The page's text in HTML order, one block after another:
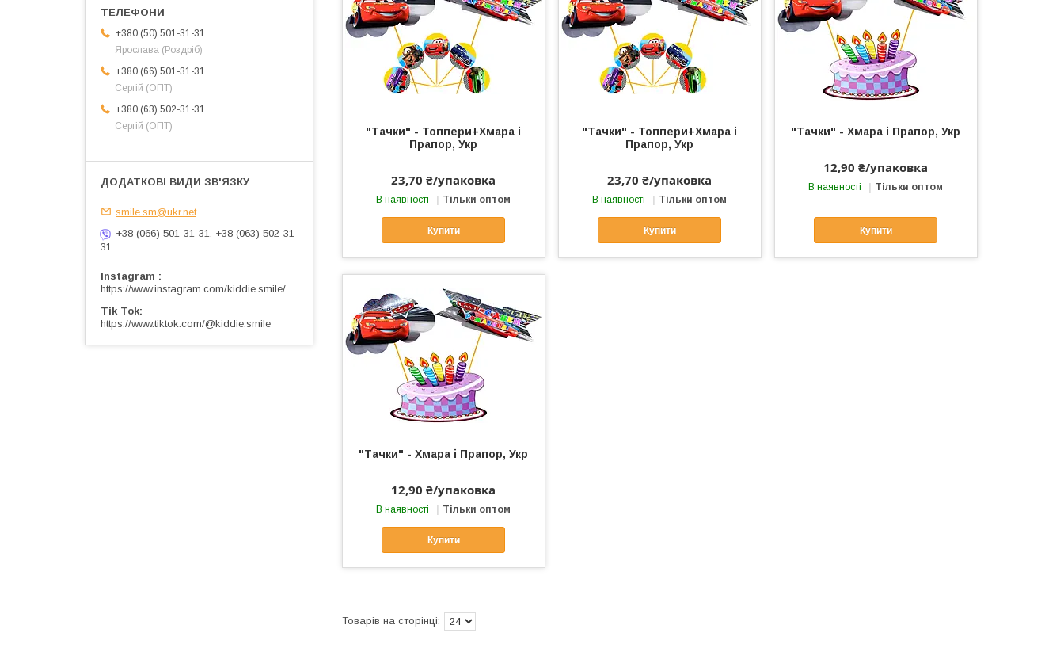
"Тачки" - Топпери+Хмара і
Прапор, Укр
23,70 ₴/упаковка
В наявності Тільки оптом
Купити
"Тачки" - Топпери+Хмара і
Прапор, Укр
23,70 ₴/упаковка
В наявності Тільки оптом
Купити
"Тачки" - Хмара і Прапор, Укр
12,90 ₴/упаковка
В наявності Тільки оптом
Купити
"Тачки" - Хмара і Прапор, Укр
12,90 ₴/упаковка
В наявності Тільки оптом
Купити
+380 (50) 501-31-31
Ярослава (Роздріб)
+380 (66) 501-31-31
Сергій (ОПТ)
+380 (63) 502-31-31
Сергій (ОПТ)
smile.sm@ukr.net
+38 (066) 501-31-31, +38 (063) 502-31-
31
Instagram
https://www.instagram.com/kiddie.smile/
Tik Tok
https://www.tiktok.com/@kiddie.smile